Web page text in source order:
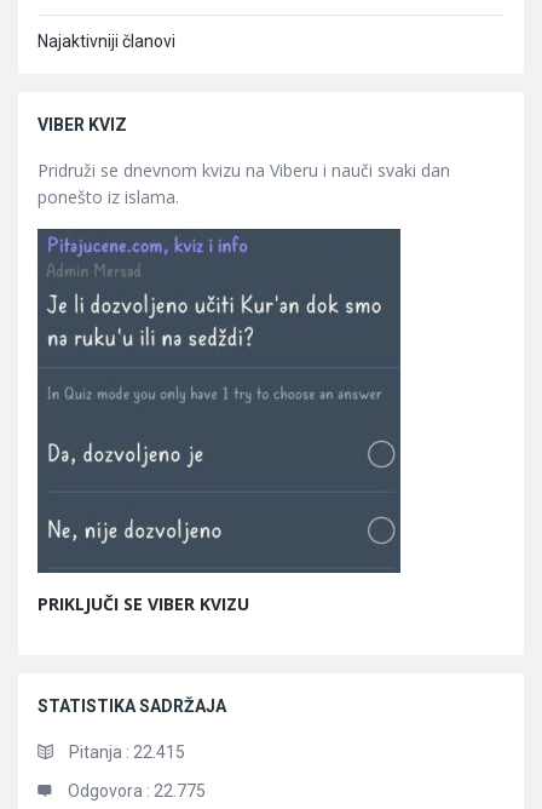
Najaktivniji članovi
VIBER KVIZ
Pridruži se dnevnom kvizu na Viberu i nauči svaki dan
ponešto iz islama.
PRIKLJUČI SE VIBER KVIZU
STATISTIKA SADRŽAJA
Pitanja : 22.415
Odgovora : 22.775